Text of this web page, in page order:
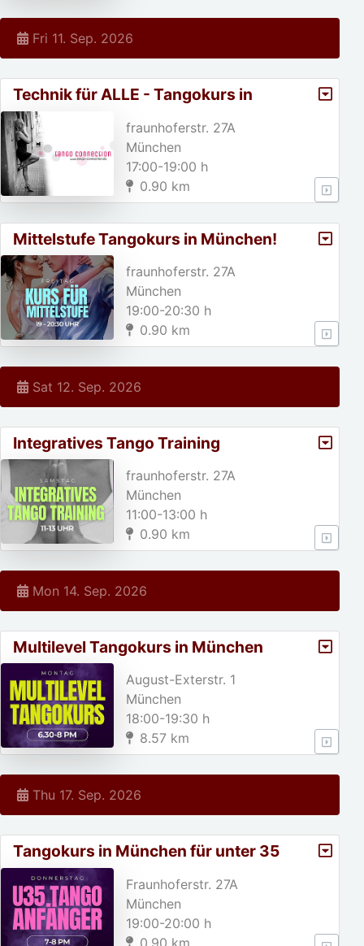
Fri 11. Sep. 2026
Technik für ALLE - Tangokurs in
München
fraunhoferstr. 27A
München
17:00-19:00 h
0.90 km
Mittelstufe Tangokurs in München!
fraunhoferstr. 27A
München
19:00-20:30 h
0.90 km
Sat 12. Sep. 2026
Integratives Tango Training
fraunhoferstr. 27A
München
11:00-13:00 h
0.90 km
Mon 14. Sep. 2026
Multilevel Tangokurs in München
August-Exterstr. 1
München
18:00-19:30 h
8.57 km
Thu 17. Sep. 2026
Tangokurs in München für unter 35
jährige!
Fraunhoferstr. 27A
München
19:00-20:00 h
0.90 km